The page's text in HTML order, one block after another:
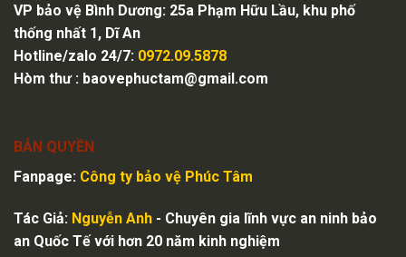
VP bảo vệ Bình Dương: 25a Phạm Hữu Lầu, khu phố
thống nhất 1, Dĩ An
Hotline/zalo 24/7: 0972.09.5878
Hòm thư : baovephuctam@gmail.com
BẢN QUYỀN
Fanpage: Công ty bảo vệ Phúc Tâm
Tác Giả: Nguyễn Anh - Chuyên gia lĩnh vực an ninh bảo
an Quốc Tế với hơn 20 năm kinh nghiệm